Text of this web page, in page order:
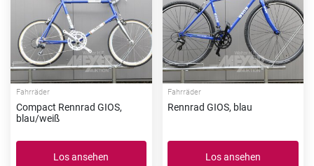
Fahrräder
Compact Rennrad GIOS,
blau/weiß
Los ansehen
Fahrräder
Rennrad GIOS, blau
Los ansehen